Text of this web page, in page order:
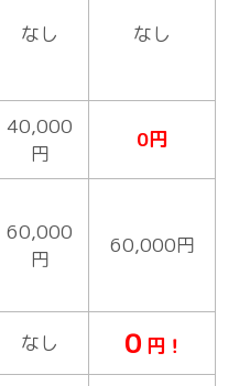
なし なし
40,000
円
0円
60,000
円
60,000円
なし ０ 円！